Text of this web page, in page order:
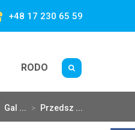
+48 17 230 65 59
RODO
Gal ... > Przedsz ...